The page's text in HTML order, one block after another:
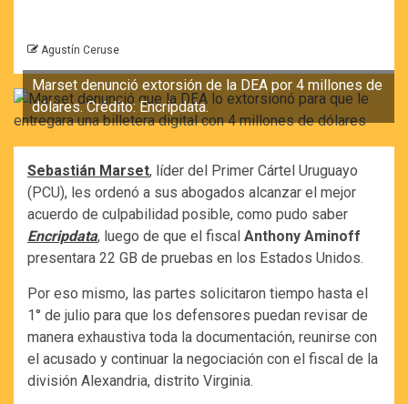
Agustín Ceruse
Marset denunció extorsión de la DEA por 4 millones de
dólares. Crédito: Encripdata.
Sebastián Marset, líder del Primer Cártel Uruguayo
(PCU), les ordenó a sus abogados alcanzar el mejor
acuerdo de culpabilidad posible, como pudo saber
Encripdata, luego de que el fiscal Anthony Aminoff
presentara 22 GB de pruebas en los Estados Unidos.
Por eso mismo, las partes solicitaron tiempo hasta el
1° de julio para que los defensores puedan revisar de
manera exhaustiva toda la documentación, reunirse con
el acusado y continuar la negociación con el fiscal de la
división Alexandria, distrito Virginia.